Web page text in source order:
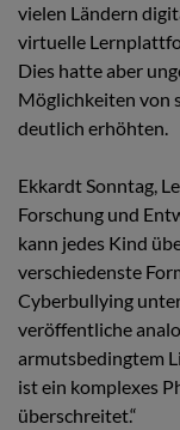
vielen Ländern
virtuelle
Dies hatte aber
Möglichkeiten von
deutlich erhöhten.
Ekkardt Sonntag,
Forschung und
kann jedes Kind
verschiedenste
Cyberbullying
veröffentliche
armutsbedingtem
ist ein komplexes
überschreitet.“